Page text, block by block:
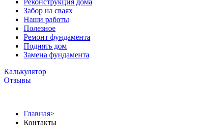
Реконструкция дома
Забор на сваях
Наши работы
Полезное
Ремонт фундамента
Поднять дом
Замена фундамента
Калькулятор
Отзывы
Главная>
Контакты